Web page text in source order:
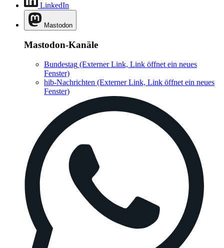
LinkedIn
Mastodon
Mastodon-Kanäle
Bundestag (Externer Link, Link öffnet ein neues
Fenster)
hib-Nachrichten (Externer Link, Link öffnet ein neues
Fenster)